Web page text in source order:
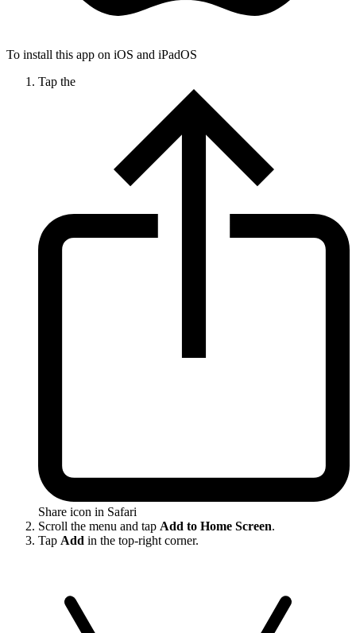
To install this app on iOS and iPadOS
Tap the
Share icon in Safari
Scroll the menu and tap Add to Home Screen.
Tap Add in the top-right corner.